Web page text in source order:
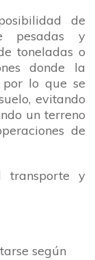
de
pesadas y
toneladas o
donde la
lo que se
evitando
un terreno
de
transporte y
según